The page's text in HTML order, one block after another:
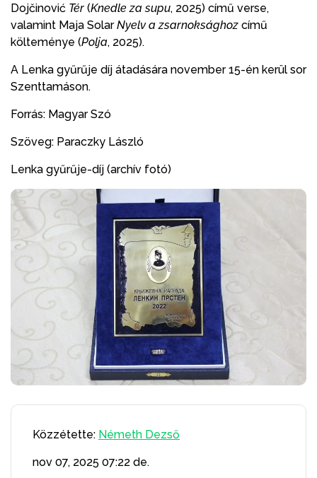
Dojčinović Tér (Knedle za supu, 2025) című verse,
valamint Maja SolarNyelv a zsarnoksághoz című
költeménye (Poljа, 2025).
A Lenka gyűrűje díj átadására november 15-én kerül sor
Szenttamáson.
Forrás: Magyar Szó
Szöveg: Paraczky László
Lenka gyűrűje-díj (archív fotó)
Közzétette: Németh Dezső
nov 07, 2025 07:22 de.